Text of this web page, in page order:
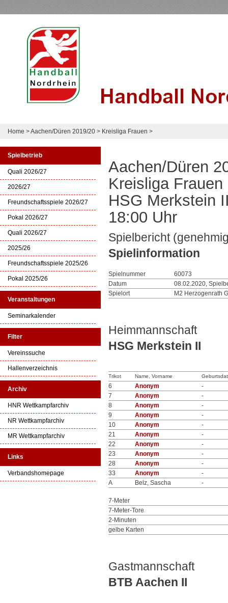
Home >Aachen/Düren 2019/20 > Kreisliga Frauen >
Spielbetrieb
Quali 2026/27
2026/27
Freundschaftsspiele 2026/27
Pokal 2026/27
Quali 2026/27
2025/26
Freundschaftsspiele 2025/26
Pokal 2025/26
Veranstaltungen
Seminarkalender
Filter
Vereinssuche
Hallenverzeichnis
Archiv
HNR Wettkampfarchiv
NR Wettkampfarchiv
MR Wettkampfarchiv
Links
Verbandshomepage
Aachen/Düren
Kreisliga Frauen
HSG Merkstein
18:00 Uhr
Spielbericht
Spielinformation
Spielnummer
60073
Datum
08.02.2020,
Spielort
M2 Herzogenrath
Heimmannschaft
HSG Merkstein II
Trikot Name, Vorname
6 Anonym
-
7
Anonym
-
8
Anonym
-
9
Anonym
-
10
Anonym
-
21
Anonym
-
22
Anonym
-
23
Anonym
-
28
Anonym
-
33
Anonym
-
A
Belz, Sascha -
7-Meter
7-Meter-Tore
2-Minuten
gelbe Karten
Gastmannschaft
BTB Aachen II